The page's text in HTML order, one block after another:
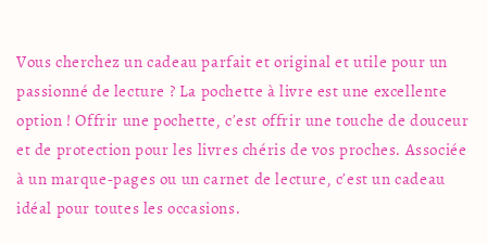
Vous cherchez un cadeau parfait et original et utile pour un
passionné de lecture ? La pochette à livre est une excellente
option ! Offrir une pochette, c’est offrir une touche de douceur
et de protection pour les livres chéris de vos proches. Associée
à un marque-pages ou un carnet de lecture, c’est un cadeau
idéal pour toutes les occasions.